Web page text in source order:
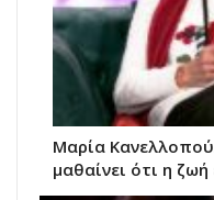
Μαρία
μαθαίνει ότι η